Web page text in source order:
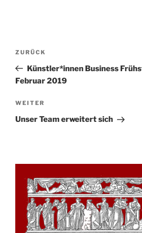
Beitrags-
Vorheriger
Beitrag
ZURÜCK
Künstler*innen Business
Februar 2019
Nächster
Beitrag
WEITER
Unser Team erweitert sich